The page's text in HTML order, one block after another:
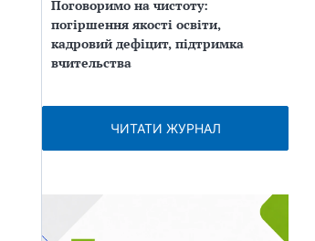
Поговоримо на чистоту:
погіршення якості освіти,
кадровий дефіцит, підтримка
вчительства
ЧИТАТИ ЖУРНАЛ